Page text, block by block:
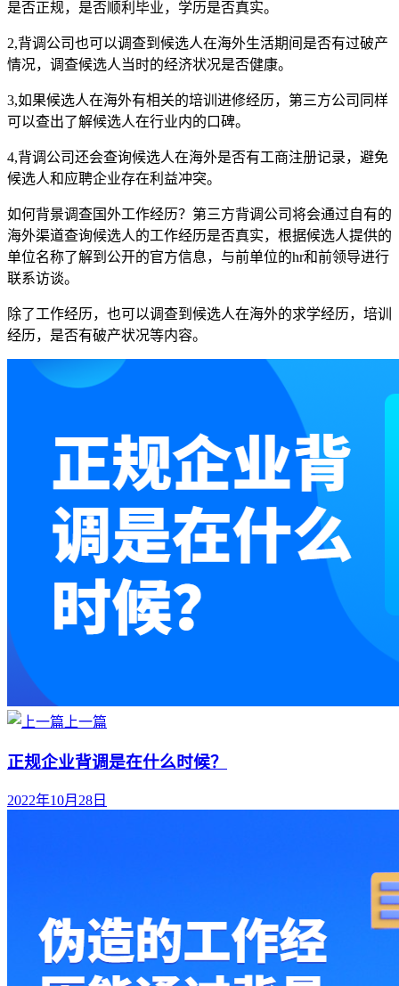
是否正规，是否顺利毕业，学历是否真实。
2,背调公司也可以调查到候选人在海外生活期间是否有过破产
情况，调查候选人当时的经济状况是否健康。
3,如果候选人在海外有相关的培训进修经历，第三方公司同样
可以查出了解候选人在行业内的口碑。
4,背调公司还会查询候选人在海外是否有工商注册记录，避免
候选人和应聘企业存在利益冲突。
如何背景调查国外工作经历？第三方背调公司将会通过自有的
海外渠道查询候选人的工作经历是否真实，根据候选人提供的
单位名称了解到公开的官方信息，与前单位的hr和前领导进行
联系访谈。
除了工作经历，也可以调查到候选人在海外的求学经历，培训
经历，是否有破产状况等内容。
上一篇
正规企业背调是在什么时候？
2022年10月28日